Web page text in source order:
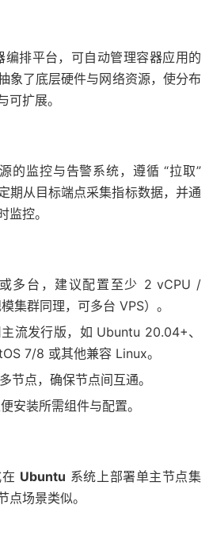
排平台，可自动管理容器应用的
象了底层硬件与网络资源，使分布
可扩展。
的监控与告警系统，遵循 “拉取”
期从目标端点采集指标数据，并通
控。
多台，建议配置至少 2 vCPU /
集群同理，可多台 VPS）。
流发行版，如 Ubuntu 20.04+、
7/8 或其他兼容 Linux。
节点，确保节点间互通。
安装所需组件与配置。
Ubuntu 系统上部署单主节点集
点场景类似。